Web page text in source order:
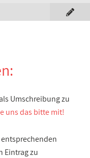
Umschreibung zu
uns das bitte mit!
Eintrag zu